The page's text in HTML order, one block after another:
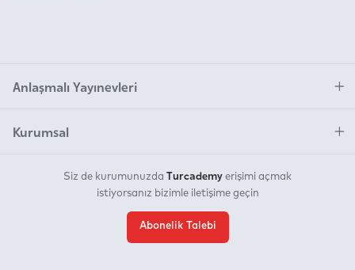
Anlaşmalı Yayınevleri
Kurumsal
Siz de kurumunuzda Turcademy erişimi açmak
istiyorsanız bizimle iletişime geçin
Abonelik Talebi